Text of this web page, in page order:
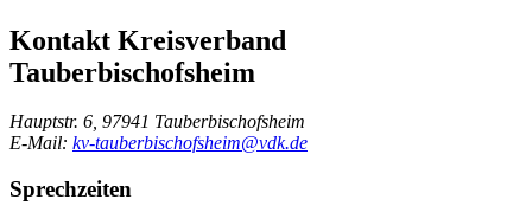
Kontakt Kreisverband
Tauberbischofsheim
Hauptstr. 6, 97941 Tauberbischofsheim
E-Mail: kv-tauberbischofsheim@vdk.de
Sprechzeiten